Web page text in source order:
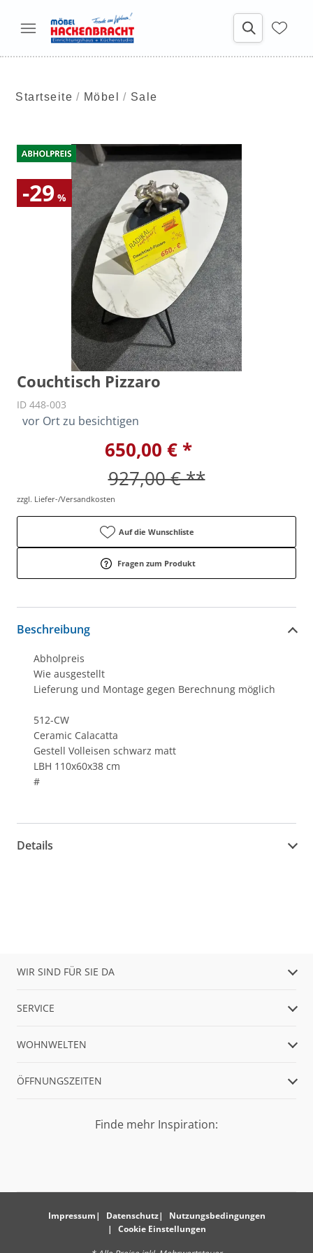
Startseite Möbel Sale
-29 %
Couchtisch Pizzaro
ID 448-003
vor Ort zu besichtigen
650,00 € *
927,00 € **
zzgl. Liefer-/Versandkosten
Auf die Wunschliste
Fragen zum Produkt
Beschreibung
Abholpreis
Wie ausgestellt
Lieferung und Montage gegen Berechnung möglich
512-CW
Ceramic Calacatta
Gestell Volleisen schwarz matt
LBH 110x60x38 cm
#
Details
WIR SIND FÜR SIE DA
SERVICE
WOHNWELTEN
ÖFFNUNGSZEITEN
Finde mehr Inspiration:
Impressum Datenschutz
Nutzungsbedingungen
Cookie Einstellungen